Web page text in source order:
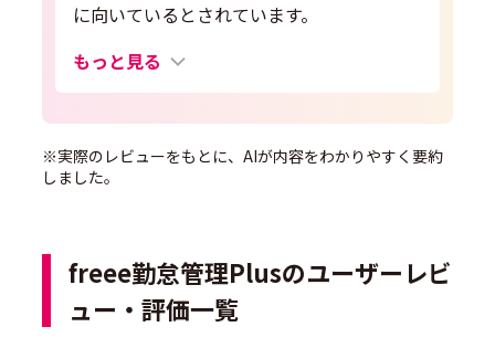
に向いているとされています。
もっと見る
※実際のレビューをもとに、AIが内容をわかりやすく要約
しました。
freee勤怠管理Plusのユーザーレビ
ュー・評価一覧